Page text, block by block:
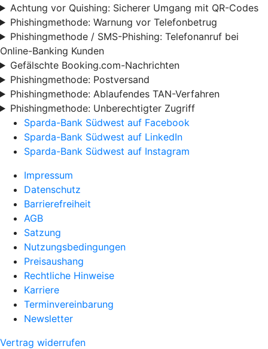
Achtung vor Quishing: Sicherer Umgang mit QR-Codes
Phishingmethode: Warnung vor Telefonbetrug
Phishingmethode / SMS-Phishing: Telefonanruf bei
Online-Banking Kunden
Gefälschte Booking.com-Nachrichten
Phishingmethode: Postversand
Phishingmethode: Ablaufendes TAN-Verfahren
Phishingmethode: Unberechtigter Zugriff
Sparda-Bank Südwest auf Facebook
Sparda-Bank Südwest auf LinkedIn
Sparda-Bank Südwest auf Instagram
Impressum
Datenschutz
Barrierefreiheit
AGB
Satzung
Nutzungsbedingungen
Preisaushang
Rechtliche Hinweise
Karriere
Terminvereinbarung
Newsletter
Vertrag widerrufen